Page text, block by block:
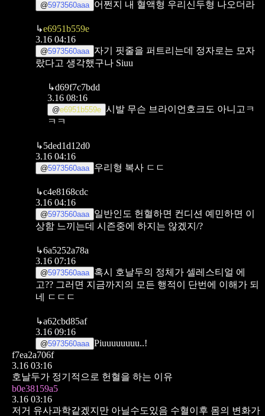
@5973560aaa 어쩐지 내 혈액형 우리신두형 나오더라
↳e6951b559e
3.16 04:16
@5973560aaa 자기 핏줄을 퍼트리는데 정자로는 모자
랐다고 생각했구나 Siuu
↳d69f7c7bdd
3.16 08:16
@e6951b559e 시발 무슨 브라이언호크도 아니고ㅋ
ㅋㅋ
↳5ded1d12d0
3.16 04:16
@5973560aaa 우리형 복사 ㄷㄷ
↳c4e8168cdc
3.16 04:16
@5973560aaa 일반인도 헌혈하면 컨디션 예민하면 이
상함 느끼는데 시즌중에 하지는 않겠지/?
↳6a5252a78a
3.16 07:16
@5973560aaa 혹시 호날두의 정체가 셀레스티얼 에
고?? 그러면 지금까지의 모든 행적이 단번에 이해가 되
네 ㄷㄷㄷ
↳a62cbd85af
3.16 09:16
@5973560aaa Piuuuuuuuu..!
f7ea2a706f
3.16 03:16
호날두가 정기적으로 헌혈을 하는 이유
b0e38159a5
3.16 03:16
저거 유사과학같겠지만 아닐수도있음 수혈이후 몸의 변화가